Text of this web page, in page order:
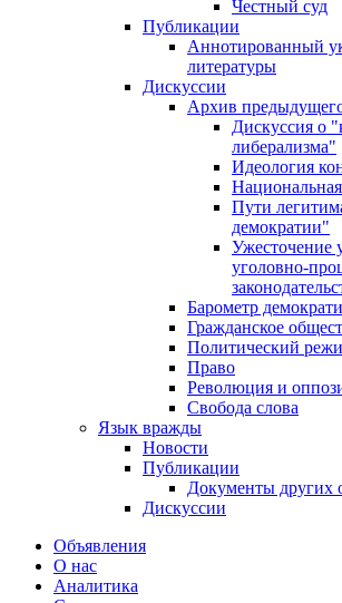
Честный суд
Публикации
Аннотированный
литературы
Дискуссии
Архив
Дискуссия о
либерализма"
Идеология
Пути
демократии"
Ужесточение
уголовно-
Барометр
Гражданское
Политический
Право
Революция и
Свобода слова
Язык вражды
Новости
Публикации
Документы других
Дискуссии
Объявления
О нас
Аналитика